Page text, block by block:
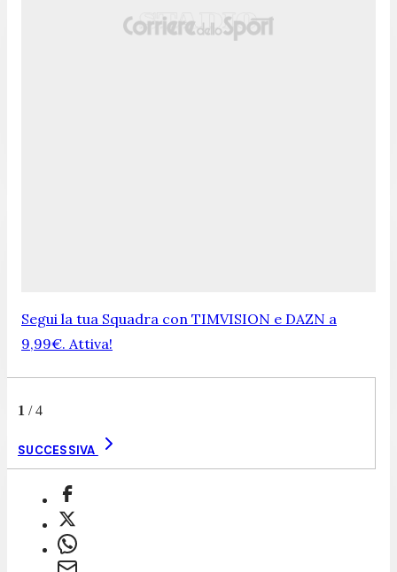
Segui la tua Squadra con TIMVISION e DAZN a
9,99€. Attiva!
1 /4
SUCCESSIVA